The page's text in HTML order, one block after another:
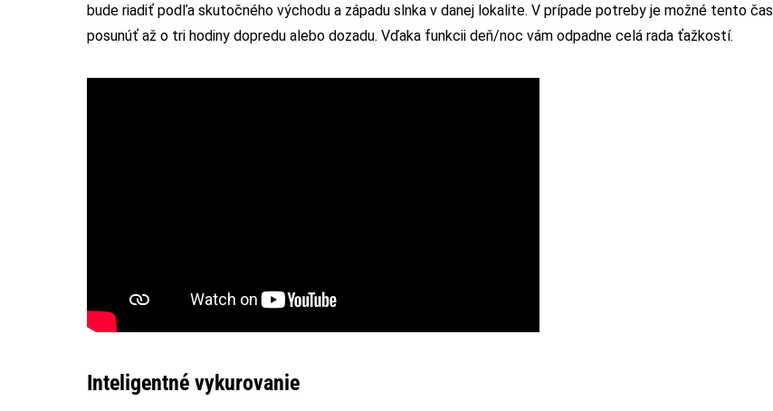
bude riadiť podľa skutočného východu a západu slnka v danej lokalite. V prípade potreby je možné tento čas
posunúť až o tri hodiny dopredu alebo dozadu. Vďaka funkcii deň/noc vám odpadne celá rada ťažkostí.
Inteligentné vykurovanie